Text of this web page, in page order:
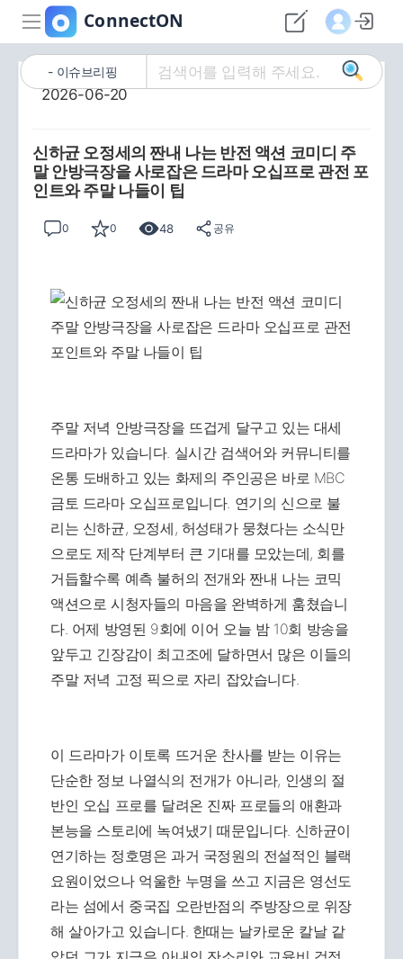
이슈브리핑
2026-06-20
신하균 오정세의 짠내 나는 반전 액션 코미디 주
말 안방극장을 사로잡은 드라마 오십프로 관전 포
인트와 주말 나들이 팁
0 0 48 공유
주말 저녁 안방극장을 뜨겁게 달구고 있는 대세
드라마가 있습니다. 실시간 검색어와 커뮤니티를
온통 도배하고 있는 화제의 주인공은 바로 MBC
금토 드라마 오십프로입니다. 연기의 신으로 불
리는 신하균, 오정세, 허성태가 뭉쳤다는 소식만
으로도 제작 단계부터 큰 기대를 모았는데, 회를
거듭할수록 예측 불허의 전개와 짠내 나는 코믹
액션으로 시청자들의 마음을 완벽하게 훔쳤습니
다. 어제 방영된 9회에 이어 오늘 밤 10회 방송을
앞두고 긴장감이 최고조에 달하면서 많은 이들의
주말 저녁 고정 픽으로 자리 잡았습니다.
이 드라마가 이토록 뜨거운 찬사를 받는 이유는
단순한 정보 나열식의 전개가 아니라, 인생의 절
반인 오십 프로를 달려온 진짜 프로들의 애환과
본능을 스토리에 녹여냈기 때문입니다. 신하균이
연기하는 정호명은 과거 국정원의 전설적인 블랙
요원이었으나 억울한 누명을 쓰고 지금은 영선도
라는 섬에서 중국집 오란반점의 주방장으로 위장
해 살아가고 있습니다. 한때는 날카로운 칼날 같